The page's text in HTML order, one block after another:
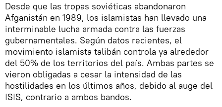
Desde que las tropas soviéticas abandonaron
Afganistán en 1989, los islamistas han llevado una
interminable lucha armada contra las fuerzas
gubernamentales. Según datos recientes, el
movimiento islamista talibán controla ya alrededor
del 50% de los territorios del país. Ambas partes se
vieron obligadas a cesar la intensidad de las
hostilidades en los últimos años, debido al auge del
ISIS, contrario a ambos bandos.